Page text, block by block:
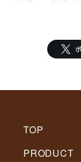
TOP
PRODUCT